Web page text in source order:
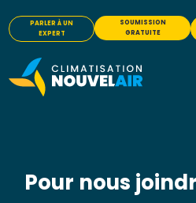
PARLER À UN
EXPERT
SOUMISSION
GRATUITE
Pour nous